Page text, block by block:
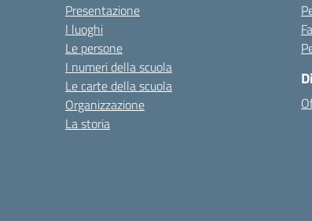
Presentazione
I luoghi
Le persone
I numeri della scuola
Le carte della scuola
Organizzazione
La storia